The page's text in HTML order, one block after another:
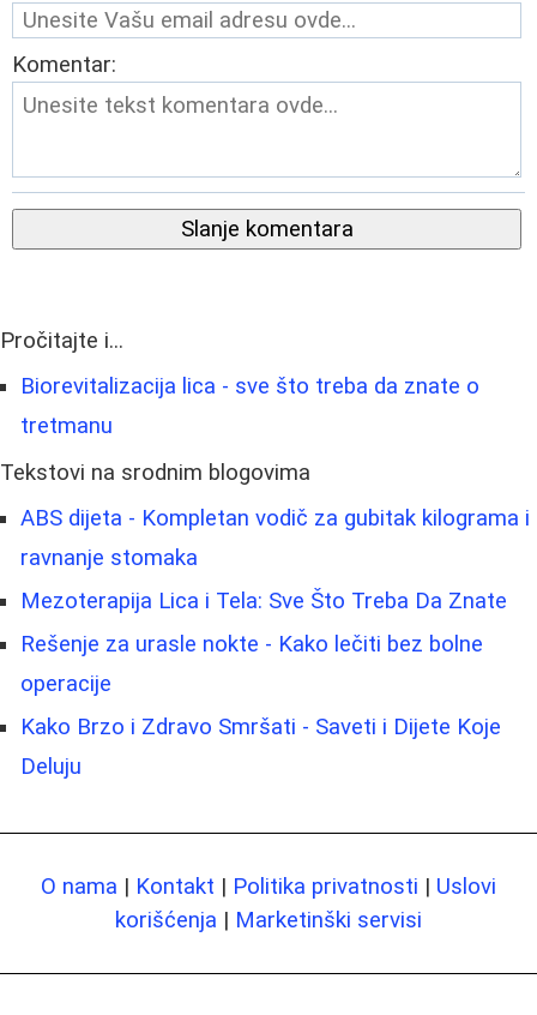
Komentar:
Slanje komentara
Pročitajte i...
Biorevitalizacija lica - sve što treba da znate o
tretmanu
Tekstovi na srodnim blogovima
ABS dijeta - Kompletan vodič za gubitak kilograma i
ravnanje stomaka
Mezoterapija Lica i Tela: Sve Što Treba Da Znate
Rešenje za urasle nokte - Kako lečiti bez bolne
operacije
Kako Brzo i Zdravo Smršati - Saveti i Dijete Koje
Deluju
O nama | Kontakt | Politika privatnosti | Uslovi
korišćenja | Marketinški servisi